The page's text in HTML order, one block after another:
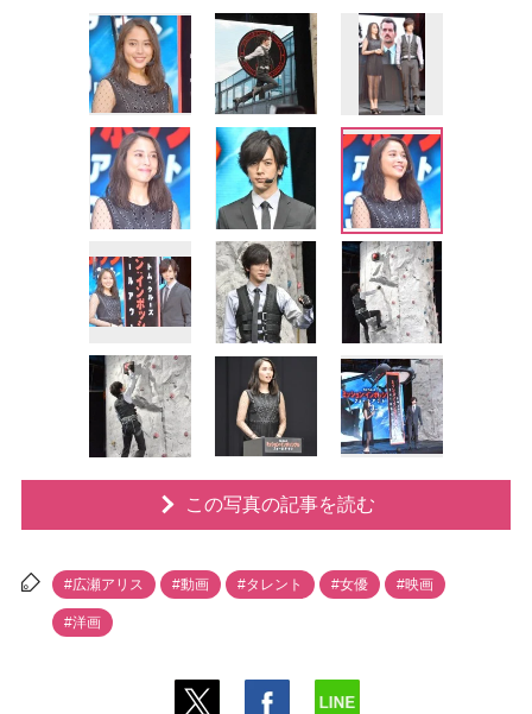
この写真の記事を読む
#広瀬アリス #動画 #タレント #女優 #映画
#洋画